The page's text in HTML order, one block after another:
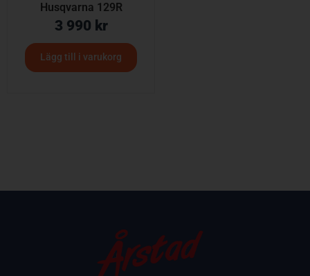
Husqvarna 129R
3 990 kr
Lägg till i varukorg